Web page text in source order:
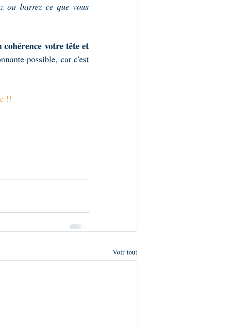
ou barrez ce que vous
votre tête et
possible, car c'est
!!
Voir tout